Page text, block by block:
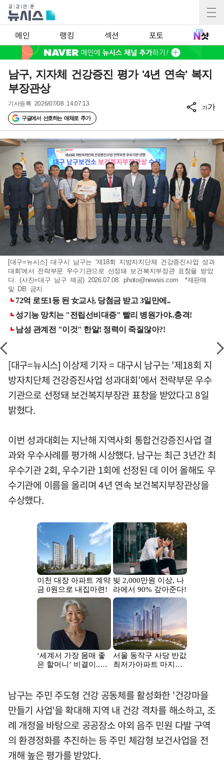
메인 랭킹 섹션 포토
남구, 지자체 건강증진 평가 '4년 연속' 복지
부장관상
기사등록 2026/07/08 14:07:13
구글에서 선호하는 매체로 추가
가가
[대구=뉴시스] 대구시 남구는 '제18회 지방자치단체 건강증진사업 성과
대회'에서 전략부문 우수기관으로 선정돼 보건복지부장관 표창을 받았
다. (사진=대구 남구 제공) 2026.07.08.photo@newsis.com *재판매
및 DB 금지
[대구=뉴시스] 이상제 기자 = 대구시 남구는 '제18회 지
방자치단체 건강증진사업 성과대회'에서 전략부문 우수
기관으로 선정돼 보건복지부장관 표창을 받았다고 8일
밝혔다.
이번 성과대회는 지난해 지역사회 통합건강증진사업 결
과와 우수사례를 평가해 시상했다. 남구는 최근 3년간 최
우수기관 2회, 우수기관 1회에 선정된 데 이어 올해도 우
수기관에 이름을 올리며 4년 연속 보건복지부장관상을
수상했다.
남구는 주민 주도형 건강 공동체를 활성화한 '건강마을
만들기 사업'을 확대해 지역 내 건강 격차를 해소하고, 조
례 개정을 바탕으로 공공장소 야외 음주 민원 다발 구역
의 환경정화를 추진하는 등 주민 체감형 보건사업을 전
개해 높은 평가를 받았다.